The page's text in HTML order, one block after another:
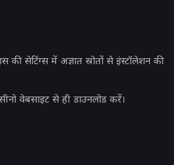
सेटिंग्स में अज्ञात स्रोतों से इंस्टॉलेशन की
वेबसाइट से ही डाउनलोड करें।